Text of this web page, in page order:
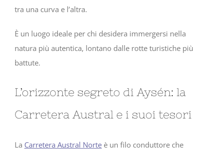
tra una curva e l’altra.
È un luogo ideale per chi desidera immergersi nella
natura più autentica, lontano dalle rotte turistiche più
battute.
L’orizzonte segreto di Aysén: la
Carretera Austral e i suoi tesori
La Carretera Austral Norte è un filo conduttore che